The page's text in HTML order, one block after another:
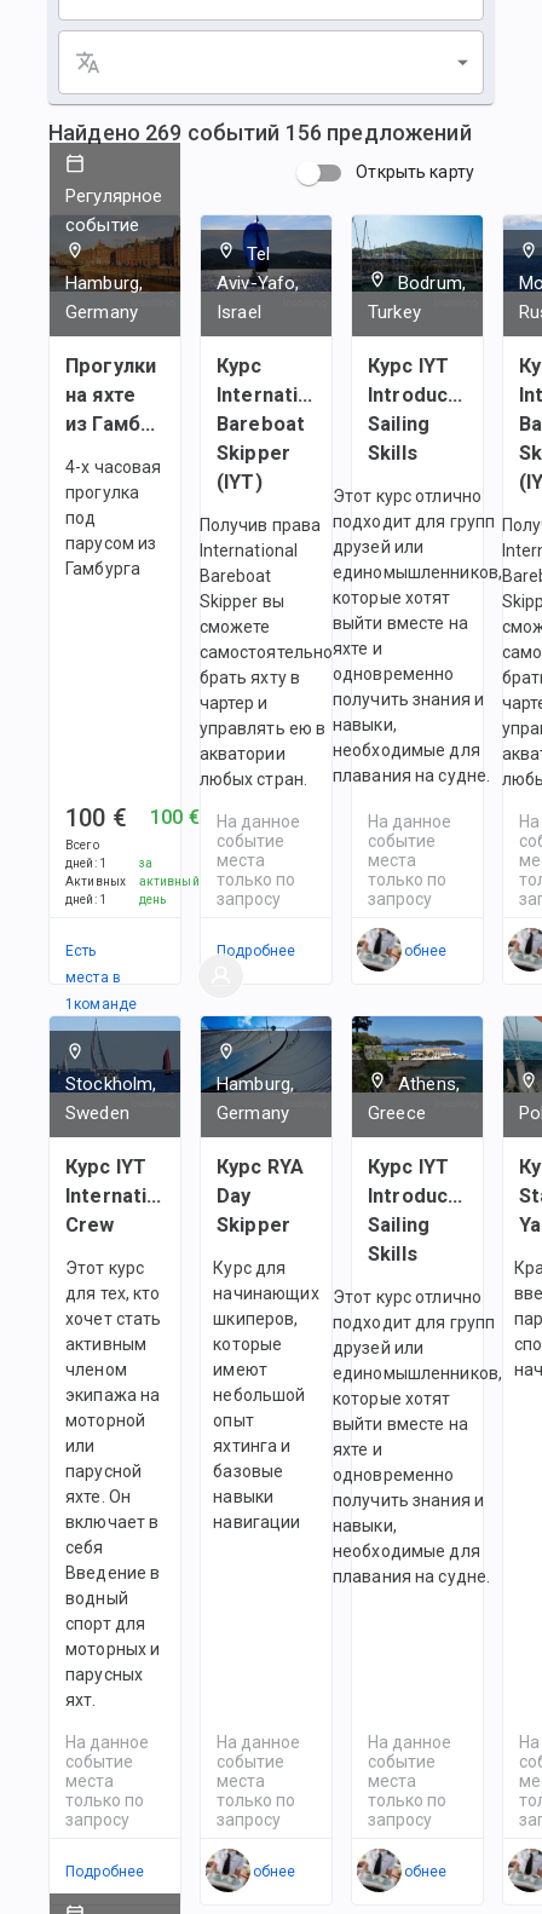
Найдено 269 событий 156 предложений
Открыть карту
Регулярное
событие
Hamburg,
Germany
Прогулки
на яхте
из Гамбурга
4-х часовая
прогулка
под
парусом из
Гамбурга
100 €
Всего
дней: 1
Активных
дней: 1
100 €
за
активный
день
Есть
места в
1командe
Tel
Aviv-Yafo,
Israel
Курс
International
Bareboat
Skipper
(IYT)
Получив права
International
Bareboat
Skipper вы
сможете
самостоятельно
брать яхту в
чартер и
управлять ею в
акватории
любых стран.
На данное
событие
места
только по
запросу
Подробнее
Bodrum,
Turkey
Курс IYT
Introductory
Sailing
Skills
Этот курс отлично
подходит для групп
друзей или
единомышленников,
которые хотят
выйти вместе на
яхте и
одновременно
получить знания и
навыки,
необходимые для
плавания на судне.
На данное
событие
места
только по
запросу
Подробнее
Stockholm,
Sweden
Курс IYT
International
Crew
Этот курс
для тех, кто
хочет стать
активным
членом
экипажа на
моторной
или
парусной
яхте. Он
включает в
себя
Введение в
водный
спорт для
моторных и
парусных
яхт.
На данное
событие
места
только по
запросу
Подробнее
Hamburg,
Germany
Курс RYA
Day
Skipper
Курс для
начинающих
шкиперов,
которые
имеют
небольшой
опыт
яхтинга и
базовые
навыки
навигации
На данное
событие
места
только по
запросу
Подробнее
Athens,
Greece
Курс IYT
Introductory
Sailing
Skills
Этот курс отлично
подходит для групп
друзей или
единомышленников,
которые хотят
выйти вместе на
яхте и
одновременно
получить знания и
навыки,
необходимые для
плавания на судне.
На данное
событие
места
только по
запросу
Подробнее